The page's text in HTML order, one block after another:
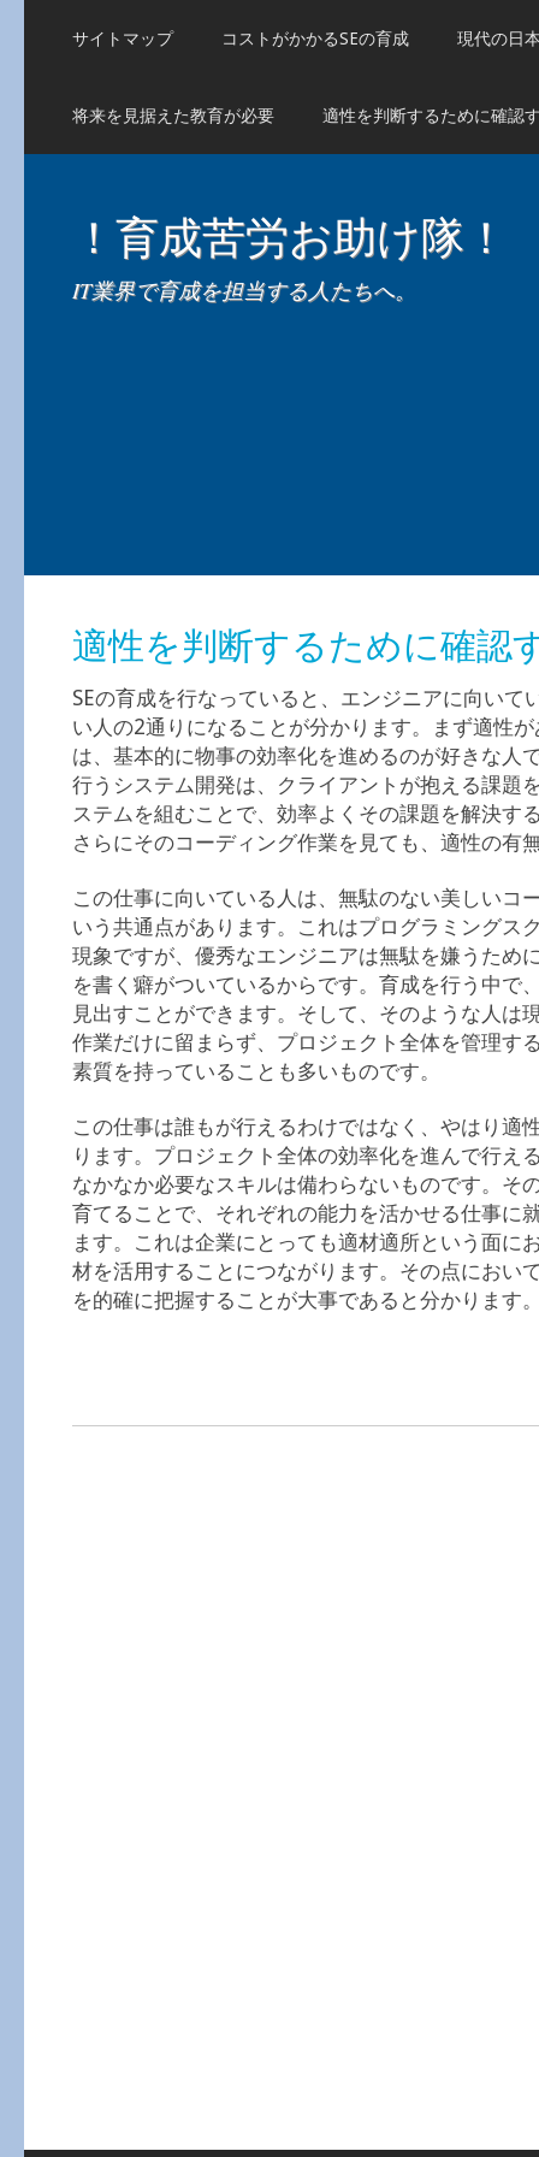
サイトマップ コストがかかるSEの育成 現代の日
将来を見据えた教育が必要 適性を判断するために確認
！育成苦労お助け隊！
IT業界で育成を担当する人たちへ。
適性を判断するために確認
SEの育成を行なっていると、エンジニアに向いて
い人の2通りになることが分かります。まず適性
は、基本的に物事の効率化を進めるのが好きな人
行うシステム開発は、クライアントが抱える課題
ステムを組むことで、効率よくその課題を解決す
さらにそのコーディング作業を見ても、適性の有
この仕事に向いている人は、無駄のない美しいコ
いう共通点があります。これはプログラミングス
現象ですが、優秀なエンジニアは無駄を嫌うため
を書く癖がついているからです。育成を行う中で
見出すことができます。そして、そのような人は
作業だけに留まらず、プロジェクト全体を管理す
素質を持っていることも多いものです。
この仕事は誰もが行えるわけではなく、やはり適
ります。プロジェクト全体の効率化を進んで行え
なかなか必要なスキルは備わらないものです。そ
育てることで、それぞれの能力を活かせる仕事に
ます。これは企業にとっても適材適所という面に
材を活用することにつながります。その点におい
を的確に把握することが大事であると分かります